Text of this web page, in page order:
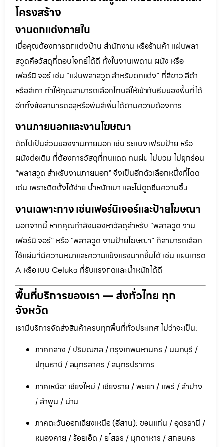
โครงสร้าง
งานตกแต่งภายใน
เมื่อคุณต้องการตกแต่งบ้าน สำนักงาน หรือร้านค้า แผ่นพลา
สวูดคือวัสดุที่ตอบโจทย์ได้ดี ทั้งในงานเพดาน ผนัง หรือ
เฟอร์นิเจอร์ เช่น “แผ่นพลาสวูด สำหรับตกแต่ง” ที่สีขาว สีดำ
หรือสีเทา ทำให้คุณสามารถเลือกโทนสีให้เข้ากับธีมของพื้นที่ได้
อีกทั้งยังสามารถฉลุหรือพ่นสีเพิ่มได้ตามความต้องการ
งานภายนอกและงานโฆษณา
ถัดไปเป็นส่วนของงานภายนอก เช่น ระแนง เฟรมป้าย หรือ
ผนังต่อเติม ที่ต้องการวัสดุที่ทนแดด ทนฝน ไม่บวม ไม่ผุกร่อน
“พลาสวูด สำหรับงานภายนอก” จึงเป็นอีกตัวเลือกหนึ่งที่โดด
เด่น เพราะติดตั้งได้ง่าย น้ำหนักเบา และไม่ดูดซึมความชื้น
งานเฉพาะทาง เช่นเฟอร์นิเจอร์และป้ายโฆษณา
นอกจากนี้ หากคุณกำลังมองหาวัสดุสำหรับ “พลาสวูด งาน
เฟอร์นิเจอร์” หรือ “พลาสวูด งานป้ายโฆษณา” ก็สามารถเลือก
ใช้แผ่นที่มีความหนาและความแข็งแรงมากขึ้นได้ เช่น แผ่นเกรด
A หรือแบบ Celuka ที่รับแรงกดและน้ำหนักได้ดี
พื้นที่บริการของเรา — ส่งทั่วไทย ทุก
จังหวัด
เรามีบริการจัดส่งสินค้าครบทุกพื้นที่ทั่วประเทศ ไม่ว่าจะเป็น:
ภาคกลาง / ปริมณฑล / กรุงเทพมหานคร / นนทบุรี /
ปทุมธานี / สมุทรสาคร / สมุทรปราการ
ภาคเหนือ: เชียงใหม่ / เชียงราย / พะเยา / แพร่ / ลำปาง
/ ลำพูน / น่าน
ภาคตะวันออกเฉียงเหนือ (อีสาน): ขอนแก่น / อุดรธานี /
หนองคาย / ร้อยเอ็ด / ยโสธร / มุกดาหาร / สกลนคร